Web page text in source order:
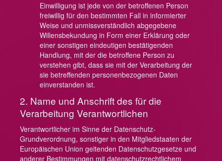
Einwilligung ist jede von der betroffenen Person
freiwillig für den bestimmten Fall in informierter
Weise und unmissverständlich abgegebene
Willensbekundung in Form einer Erklärung oder
einer sonstigen eindeutigen bestätigenden
Handlung, mit der die betroffene Person zu
verstehen gibt, dass sie mit der Verarbeitung der
sie betreffenden personenbezogenen Daten
einverstanden ist.
2. Name und Anschrift des für die
Verarbeitung Verantwortlichen
Verantwortlicher im Sinne der Datenschutz-
Grundverordnung, sonstiger in den Mitgliedstaaten der
Europäischen Union geltenden Datenschutzgesetze und
anderer Bestimmungen mit datenschutzrechtlichem